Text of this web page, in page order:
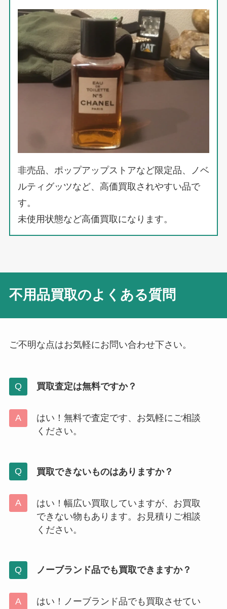
非売品、ポップアップストアなど限定品、ノベ
ルティグッツなど、高価買取されやすい品で
す。
未使用状態など高価買取になります。
不用品買取のよくある質問
ご不明な点はお気軽にお問い合わせ下さい。
買取査定は無料ですか？
はい！無料で査定です、お気軽にご相談
ください。
買取できないものはありますか？
はい！幅広い買取していますが、お買取
できない物もあります。お見積りご相談
ください。
ノーブランド品でも買取できますか？
はい！ノーブランド品でも買取させてい